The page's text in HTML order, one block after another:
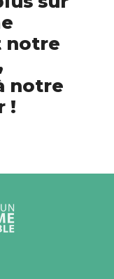
notre
notre
!